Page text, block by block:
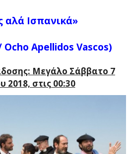
αλά Ισπανικά»
Apellidos Vascos)
Μεγάλο Σάββατο 7
2018, στις 00:30